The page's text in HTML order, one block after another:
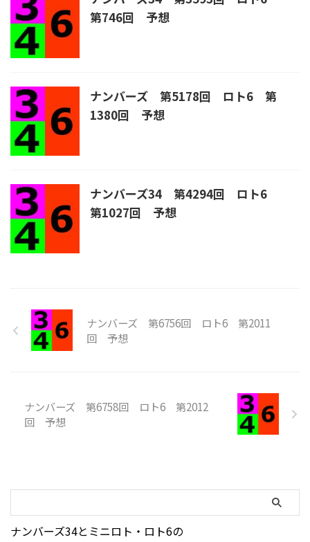
第746回 予想
ナンバーズ 第5178回 ロト6 第
1380回 予想
ナンバーズ34 第4294回 ロト6
第1027回 予想
ナンバーズ 第6756回 ロト6 第2011
回 予想
ナンバーズ 第6758回 ロト6 第2012
回 予想
ナンバーズ34とミニロト・ロト6の